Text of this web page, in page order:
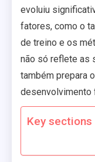
evoluiu
fatores, como o
de treino e os
não só reflete as
também prepara
desenvolvimento
Key